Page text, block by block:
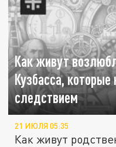
Как живут
Кузбасса,
следствием
21 ИЮЛЯ 05:35
Как живут